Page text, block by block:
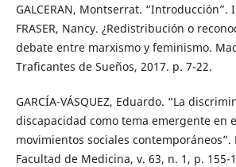
GALCERAN, Montserrat. “Introducción”.
FRASER, Nancy. ¿Redistribución o
debate entre marxismo y feminismo.
Traficantes de Sueños, 2017. p. 7-22.
GARCÍA-VÁSQUEZ, Eduardo. “La
discapacidad como tema emergente en
movimientos sociales contemporáneos”.
Facultad de Medicina, v. 63, n. 1, p. 155-